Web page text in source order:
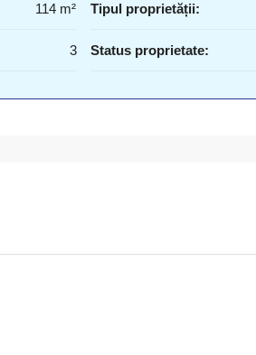
114 m²
3
Tipul proprietății:
Status proprietate: